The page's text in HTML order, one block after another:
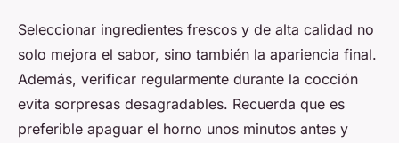
Seleccionar ingredientes frescos y de alta calidad no
solo mejora el sabor, sino también la apariencia final.
Además, verificar regularmente durante la cocción
evita sorpresas desagradables. Recuerda que es
preferible apaguar el horno unos minutos antes y